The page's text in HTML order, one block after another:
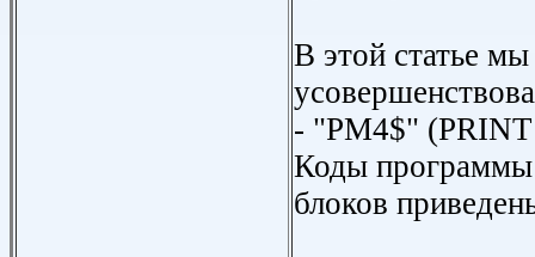
В этой статье
- "РМ4$"
Коды
блоков